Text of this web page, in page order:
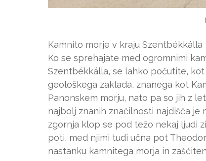
Kamnito morje v kraju Szentbékkálla
Ko se sprehajate med ogromnimi
Szentbékkálla, se lahko počutite,
geološkega zaklada, znanega kot
Panonskem morju, nato pa so jih z
najbolj znanih značilnosti najdišča
zgornja klop se pod težo nekaj ljudi
poti, med njimi tudi učna pot
nastanku kamnitega morja in